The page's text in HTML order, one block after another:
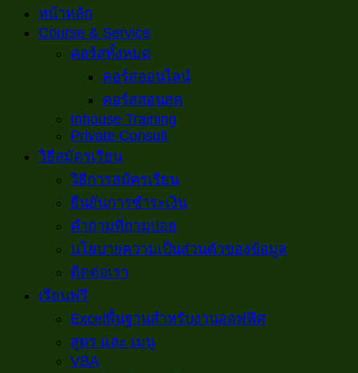
หน้าหลัก
Course & Service
คอร์สทั้งหมด
คอร์สออนไลน์
คอร์สสอนสด
Inhouse Training
Private Consult
วิธีสมัครเรียน
วิธีการสมัครเรียน
ยืนยันการชำระเงิน
คำถามที่ถามบ่อย
นโยบายความเป็นส่วนตัวของข้อมูล
ติดต่อเรา
เรียนฟรี
Excelพื้นฐานสำหรับงานออฟฟิศ
สูตร และ เมนู
VBA